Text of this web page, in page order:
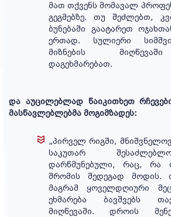
საზაფხულო
ონლაინ
სკოლა
მათ თქვენს მომავალ
გეგმებზე. თუ შეძლებთ,
ბუნებაში გაატარეთ
ერთად. სულიერი
მიზნების
დაგეხმარებათ.
და აუცილებლად წაიკითხეთ
მასწავლებლებმა მოგიმზადეს:
„პირველ რიგში,
საკუთარ
დარწმუნებული, რაც, რა
შრომის შედეგად მოდის.
მაგრამ ყოველდღიური
ეხმარება ბავშვებს
მიღწევაში. დროის